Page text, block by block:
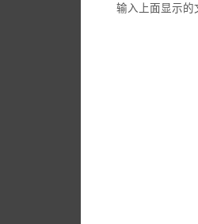
输入上面显示的